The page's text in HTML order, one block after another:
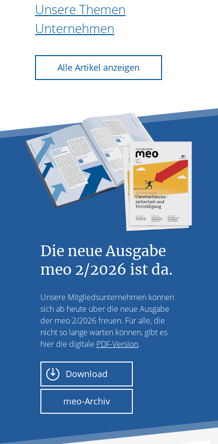
Unsere Themen
Unternehmen
Alle Artikel anzeigen
Die neue Ausgabe
meo 2/2026 ist da.
Unsere Mitgliedsunternehmen können
sich ab heute über die neue Ausgabe
der meo 2/2026 freuen. Für alle, die
nicht so lange warten können, gibt es
hier die digitale PDF-Version.
Download
meo-Archiv